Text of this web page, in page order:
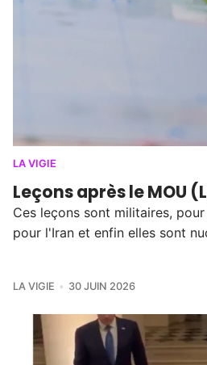
LA VIGIE
Leçons après le MOU
Ces leçons sont militaires,
pour l'Iran et enfin elles sont
LA VIGIE 30 JUIN 2026